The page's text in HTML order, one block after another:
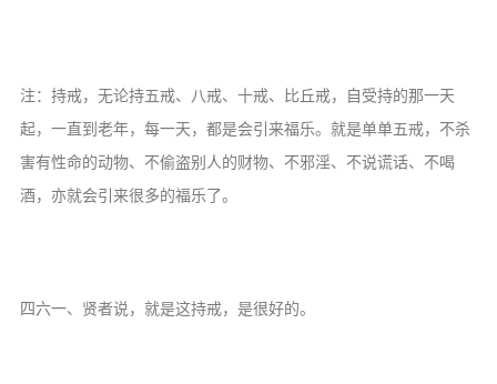
皈依斋戒
义工家园
教理研究
注：持戒，无论持五戒、八戒、十戒、比丘戒，自受持的那一天
起，一直到老年，每一天，都是会引来福乐。就是单单五戒，不杀
害有性命的动物、不偷盗别人的财物、不邪淫、不说谎话、不喝
酒，亦就会引来很多的福乐了。
四六一、贤者说，就是这持戒，是很好的。